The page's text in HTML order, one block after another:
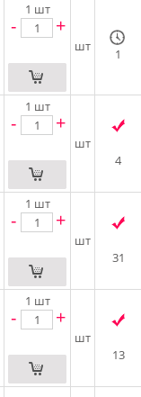
1 шт
- +
шт 1
1 шт
- +
шт
4
1 шт
- +
шт
31
1 шт
- +
шт
13